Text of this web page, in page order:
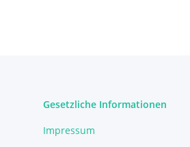
Gesetzliche Informationen
Impressum